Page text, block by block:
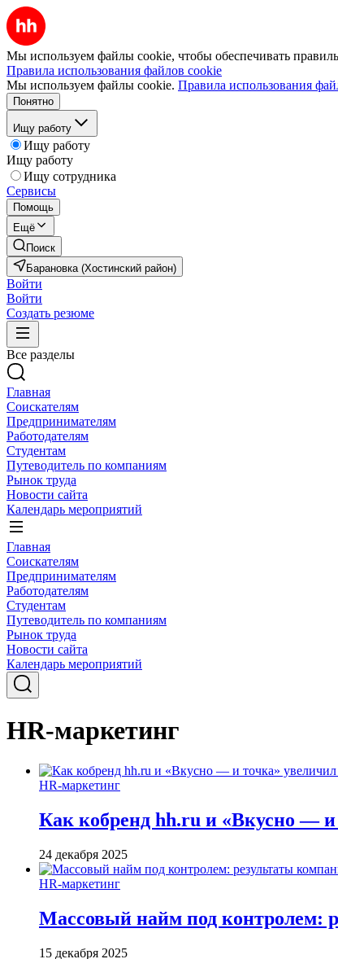
Мы используем файлы cookie, чтобы обеспечивать
Правила использования файлов cookie
Мы используем файлы cookie. Правила использования
Понятно
Ищу работу
Ищу работу
Ищу работу
Ищу сотрудника
Сервисы
Помощь
Ещё
Поиск
Барановка (Хостинский район)
Войти
Войти
Создать резюме
Все разделы
Главная
Соискателям
Предпринимателям
Работодателям
Студентам
Путеводитель по компаниям
Рынок труда
Новости сайта
Календарь мероприятий
Главная
Соискателям
Предпринимателям
Работодателям
Студентам
Путеводитель по компаниям
Рынок труда
Новости сайта
Календарь мероприятий
HR-маркетинг
HR-маркетинг
Как кобренд hh.ru и «Вкусно — и
24 декабря 2025
HR-маркетинг
Массовый найм под контролем:
15 декабря 2025